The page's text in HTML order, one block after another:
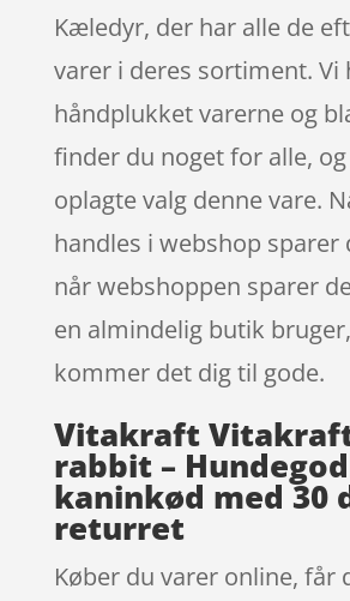
Kæledyr, der har alle de
varer i deres sortiment. Vi
håndplukket varerne og
finder du noget for alle,
oplagte valg denne vare.
handles i webshop sparer
når webshoppen sparer
en almindelig butik
kommer det dig til gode.
Vitakraft
rabbit –
kaninkød med 30
returret
Køber du varer online, får